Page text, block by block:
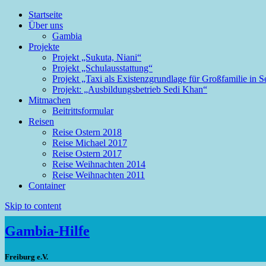
Startseite
Über uns
Gambia
Projekte
Projekt „Sukuta, Niani“
Projekt „Schulausstattung“
Projekt „Taxi als Existenzgrundlage für Großfamilie in
Projekt: „Ausbildungsbetrieb Sedi Khan“
Mitmachen
Beitrittsformular
Reisen
Reise Ostern 2018
Reise Michael 2017
Reise Ostern 2017
Reise Weihnachten 2014
Reise Weihnachten 2011
Container
Skip to content
Gambia-Hilfe
Freiburg e.V.